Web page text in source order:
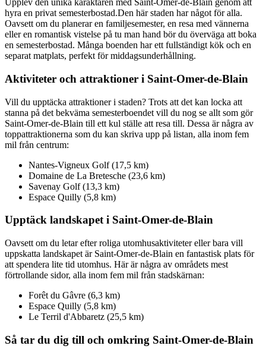
Upplev den unika karaktären med Saint-Omer-de-Blain genom att
hyra en privat semesterbostad.Den här staden har något för alla.
Oavsett om du planerar en familjesemester, en resa med vännerna
eller en romantisk vistelse på tu man hand bör du överväga att boka
en semesterbostad. Många boenden har ett fullständigt kök och en
separat matplats, perfekt för middagsunderhållning.
Aktiviteter och attraktioner i Saint-Omer-de-Blain
Vill du upptäcka attraktioner i staden? Trots att det kan locka att
stanna på det bekväma semesterboendet vill du nog se allt som gör
Saint-Omer-de-Blain till ett kul ställe att resa till. Dessa är några av
toppattraktionerna som du kan skriva upp på listan, alla inom fem
mil från centrum:
Nantes-Vigneux Golf (17,5 km)
Domaine de La Bretesche (23,6 km)
Savenay Golf (13,3 km)
Espace Quilly (5,8 km)
Upptäck landskapet i Saint-Omer-de-Blain
Oavsett om du letar efter roliga utomhusaktiviteter eller bara vill
uppskatta landskapet är Saint-Omer-de-Blain en fantastisk plats för
att spendera lite tid utomhus. Här är några av områdets mest
förtrollande sidor, alla inom fem mil från stadskärnan:
Forêt du Gâvre (6,3 km)
Espace Quilly (5,8 km)
Le Terril d'Abbaretz (25,5 km)
Så tar du dig till och omkring Saint-Omer-de-Blain